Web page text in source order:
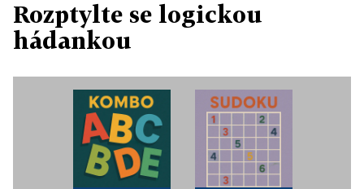
Rozptylte se logickou
hádankou